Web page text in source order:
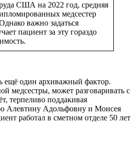
США на 2022 год, средняя
медсестер
важно задаться
пациент за эту гораздо
ещё один архиважный фактор.
медсестры, может разговаривать с
терпеливо поддакивая
Алевтину Адольфовну и Моисея
работал в сметном отделе 50 лет